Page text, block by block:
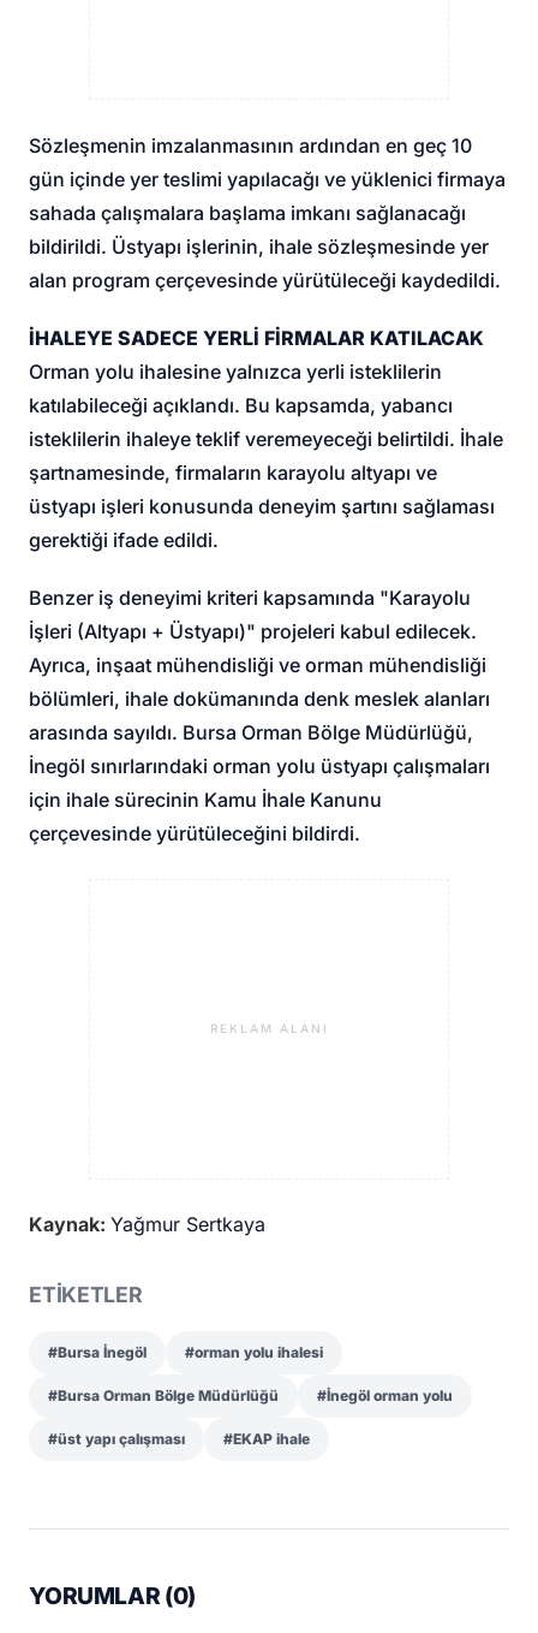
Sözleşmenin imzalanmasının ardından en geç 10
gün içinde yer teslimi yapılacağı ve yüklenici firmaya
sahada çalışmalara başlama imkanı sağlanacağı
bildirildi. Üstyapı işlerinin, ihale sözleşmesinde yer
alan program çerçevesinde yürütüleceği kaydedildi.
İHALEYE SADECE YERLİ FİRMALAR KATILACAK
Orman yolu ihalesine yalnızca yerli isteklilerin
katılabileceği açıklandı. Bu kapsamda, yabancı
isteklilerin ihaleye teklif veremeyeceği belirtildi. İhale
şartnamesinde, firmaların karayolu altyapı ve
üstyapı işleri konusunda deneyim şartını sağlaması
gerektiği ifade edildi.
Benzer iş deneyimi kriteri kapsamında "Karayolu
İşleri (Altyapı + Üstyapı)" projeleri kabul edilecek.
Ayrıca, inşaat mühendisliği ve orman mühendisliği
bölümleri, ihale dokümanında denk meslek alanları
arasında sayıldı. Bursa Orman Bölge Müdürlüğü,
İnegöl sınırlarındaki orman yolu üstyapı çalışmaları
için ihale sürecinin Kamu İhale Kanunu
çerçevesinde yürütüleceğini bildirdi.
REKLAM ALANI
Kaynak: Yağmur Sertkaya
ETİKETLER
#Bursa İnegöl #orman yolu ihalesi
#Bursa Orman Bölge Müdürlüğü #İnegöl orman yolu
#üst yapı çalışması #EKAP ihale
YORUMLAR (0)